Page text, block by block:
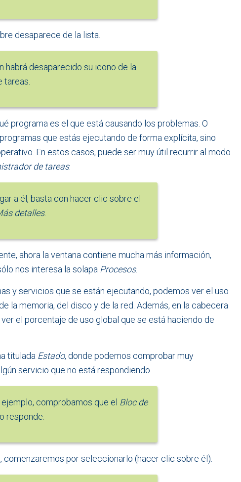
desaparece de la lista.
habrá desaparecido su icono de la
tareas.
programa es el que está causando los problemas. O
que estás ejecutando de forma explícita, sino
En estos casos, puede ser muy útil recurrir al modo
de tareas.
a él, basta con hacer clic sobre el
detalles.
ahora la ventana contiene mucha más información,
nos interesa la solapa Procesos.
y servicios que se están ejecutando, podemos ver el uso
la memoria, del disco y de la red. Además, en la cabecera
el porcentaje de uso global que se está haciendo de
titulada Estado, donde podemos comprobar muy
servicio que no está respondiendo.
ejemplo, comprobamos que el Bloc de
responde.
comenzaremos por seleccionarlo (hacer clic sobre él).